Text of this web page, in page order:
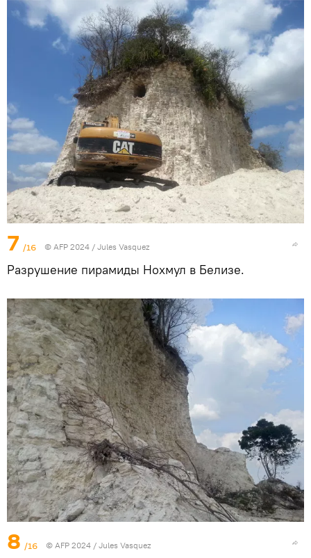
7 /16 © AFP 2024 / Jules Vasquez
Разрушение пирамиды Нохмул в Белизе.
8 /16 © AFP 2024 / Jules Vasquez